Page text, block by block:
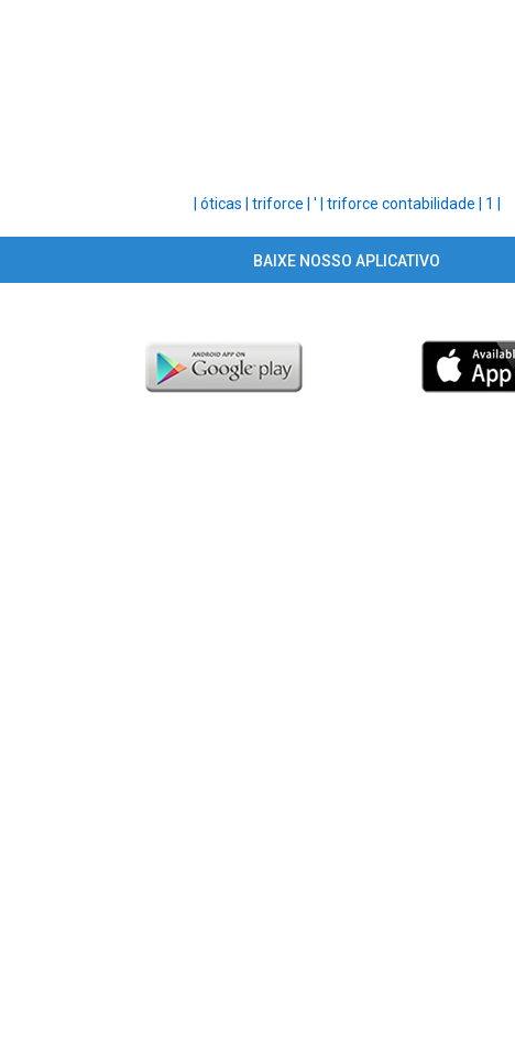
óticas | triforce | ' | triforce contabilidade | 1 |
BAIXE NOSSO APLICATIVO